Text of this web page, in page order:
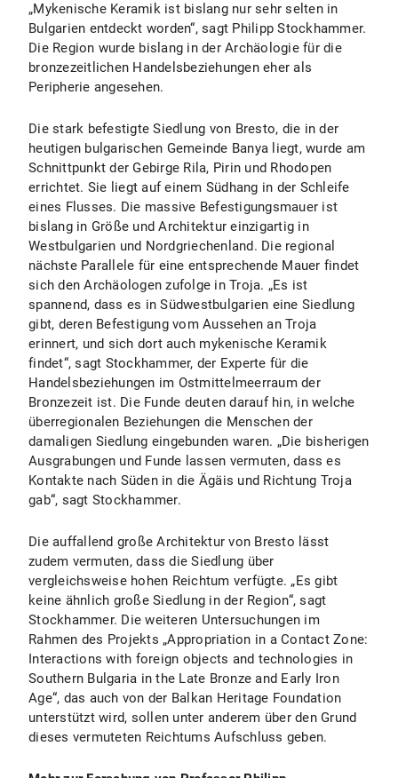
„Mykenische Keramik ist bislang nur sehr selten in
Bulgarien entdeckt worden“, sagt Philipp Stockhammer.
Die Region wurde bislang in der Archäologie für die
bronzezeitlichen Handelsbeziehungen eher als
Peripherie angesehen.
Die stark befestigte Siedlung von Bresto, die in der
heutigen bulgarischen Gemeinde Banya liegt, wurde am
Schnittpunkt der Gebirge Rila, Pirin und Rhodopen
errichtet. Sie liegt auf einem Südhang in der Schleife
eines Flusses. Die massive Befestigungsmauer ist
bislang in Größe und Architektur einzigartig in
Westbulgarien und Nordgriechenland. Die regional
nächste Parallele für eine entsprechende Mauer findet
sich den Archäologen zufolge in Troja. „Es ist
spannend, dass es in Südwestbulgarien eine Siedlung
gibt, deren Befestigung vom Aussehen an Troja
erinnert, und sich dort auch mykenische Keramik
findet“, sagt Stockhammer, der Experte für die
Handelsbeziehungen im Ostmittelmeerraum der
Bronzezeit ist. Die Funde deuten darauf hin, in welche
überregionalen Beziehungen die Menschen der
damaligen Siedlung eingebunden waren. „Die bisherigen
Ausgrabungen und Funde lassen vermuten, dass es
Kontakte nach Süden in die Ägäis und Richtung Troja
gab“, sagt Stockhammer.
Die auffallend große Architektur von Bresto lässt
zudem vermuten, dass die Siedlung über
vergleichsweise hohen Reichtum verfügte. „Es gibt
keine ähnlich große Siedlung in der Region“, sagt
Stockhammer. Die weiteren Untersuchungen im
Rahmen des Projekts „Appropriation in a Contact Zone:
Interactions with foreign objects and technologies in
Southern Bulgaria in the Late Bronze and Early Iron
Age“, das auch von der Balkan Heritage Foundation
unterstützt wird, sollen unter anderem über den Grund
dieses vermuteten Reichtums Aufschluss geben.